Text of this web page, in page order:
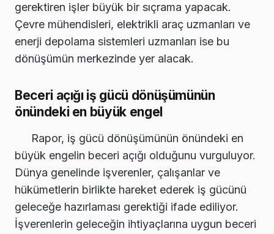
gerektiren işler büyük bir sıçrama yapacak.
Çevre mühendisleri, elektrikli araç uzmanları ve
enerji depolama sistemleri uzmanları ise bu
dönüşümün merkezinde yer alacak.
Beceri açığı iş gücü dönüşümünün
önündeki en büyük engel
Rapor, iş gücü dönüşümünün önündeki en
büyük engelin beceri açığı olduğunu vurguluyor.
Dünya genelinde işverenler, çalışanlar ve
hükümetlerin birlikte hareket ederek iş gücünü
geleceğe hazırlaması gerektiği ifade ediliyor.
İşverenlerin geleceğin ihtiyaçlarına uygun beceri